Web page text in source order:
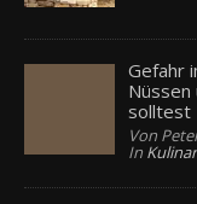
Gefahr
Nüssen
solltest
Von
In